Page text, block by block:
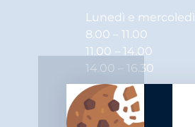
Lunedì e mercoledì
8.00 – 11.00
11.00 – 14.00
14.00 – 16.30
Martedì, giovedì e
8.00 – 11.00